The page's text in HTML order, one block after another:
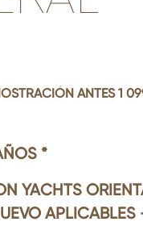
ANTES 1
*
YACHTS
APLICABLES